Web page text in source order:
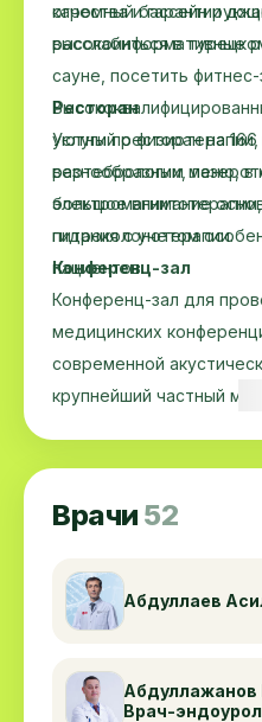
качества и
высокоинформативные
огромный бассейн и
расслабиться в
сауне, посетить фитнес-
услуги по
вертебрологии,
гидроколонотерапии.
Ресторан
Уютный ресторан на
разнообразным меню, в
большое внимание
питания с учетом
пациентов.
Конференц-зал
Конференц-зал для
медицинских
современной
крупнейший частный
кардиохирургических,
персонала.
Врачи 52
Абдуллаев
Врач-